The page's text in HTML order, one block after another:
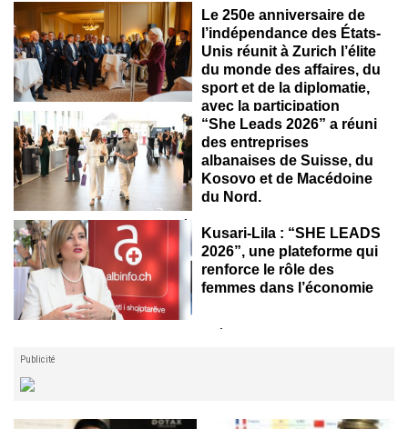
Le 250e anniversaire de
l’indépendance des États-
Unis réunit à Zurich l’élite
du monde des affaires, du
sport et de la diplomatie,
avec la participation
d’entrepreneurs albano-
suisses
Comme lors des précédents événements du SBN, la
communauté albano-suisse était...
“She Leads 2026” a réuni
des entreprises
albanaises de Suisse, du
Kosovo et de Macédoine
du Nord.
Des entrepreneures, des professionnels, des représentants
d’institutions et des personnalités reconnues...
Kusari-Lila : “SHE LEADS
2026”, une plateforme qui
renforce le rôle des
femmes dans l’économie
"Sans une pleine participation des femmes au marché du travail
et...
Publicité